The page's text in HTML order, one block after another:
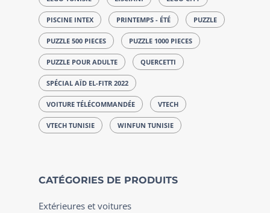
PISCINE INTEX PRINTEMPS - ÉTÉ PUZZLE
PUZZLE 500 PIECES PUZZLE 1000 PIECES
PUZZLE POUR ADULTE QUERCETTI
SPÉCIAL AÏD EL-FITR 2022
VOITURE TÉLÉCOMMANDÉE VTECH
VTECH TUNISIE WINFUN TUNISIE
CATÉGORIES DE PRODUITS
Extérieures et voitures